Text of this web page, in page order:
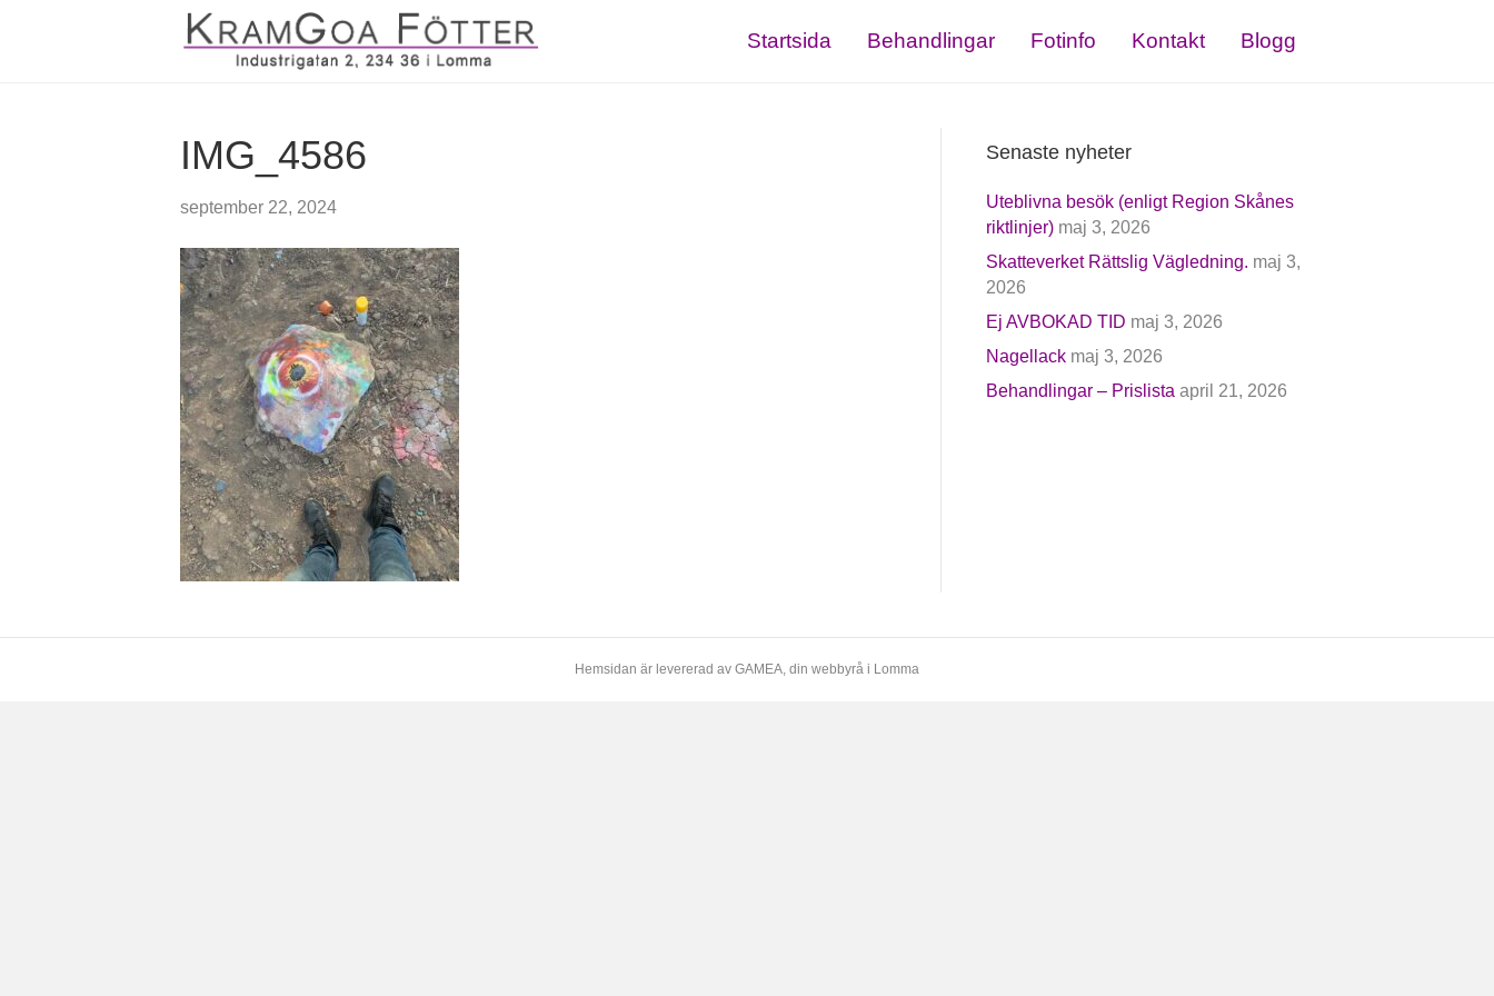
Startsida Behandlingar Fotinfo Kontakt Blogg
IMG_4586
september 22, 2024
Senaste nyheter
Uteblivna besök (enligt Region Skånes
riktlinjer) maj 3, 2026
Skatteverket Rättslig Vägledning. maj 3,
2026
Ej AVBOKAD TID maj 3, 2026
Nagellack maj 3, 2026
Behandlingar – Prislista april 21, 2026
Hemsidan är levererad av GAMEA, din webbyrå i Lomma